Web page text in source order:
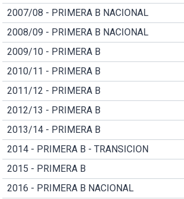
2007/08 - PRIMERA B NACIONAL
2008/09 - PRIMERA B NACIONAL
2009/10 - PRIMERA B
2010/11 - PRIMERA B
2011/12 - PRIMERA B
2012/13 - PRIMERA B
2013/14 - PRIMERA B
2014 - PRIMERA B - TRANSICION
2015 - PRIMERA B
2016 - PRIMERA B NACIONAL